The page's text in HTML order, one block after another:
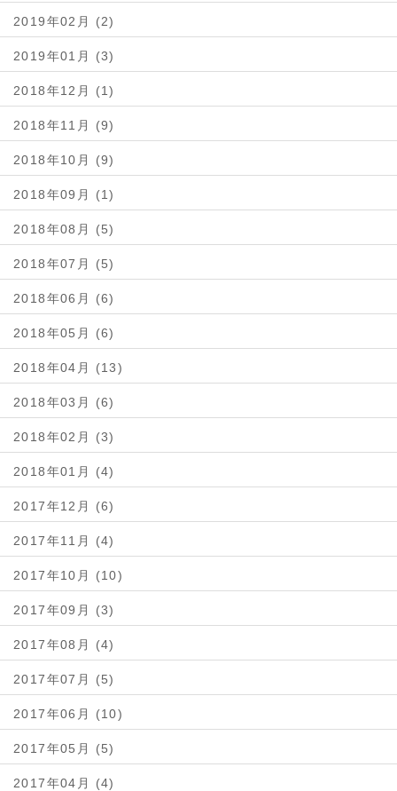
2019年02月 (2)
2019年01月 (3)
2018年12月 (1)
2018年11月 (9)
2018年10月 (9)
2018年09月 (1)
2018年08月 (5)
2018年07月 (5)
2018年06月 (6)
2018年05月 (6)
2018年04月 (13)
2018年03月 (6)
2018年02月 (3)
2018年01月 (4)
2017年12月 (6)
2017年11月 (4)
2017年10月 (10)
2017年09月 (3)
2017年08月 (4)
2017年07月 (5)
2017年06月 (10)
2017年05月 (5)
2017年04月 (4)